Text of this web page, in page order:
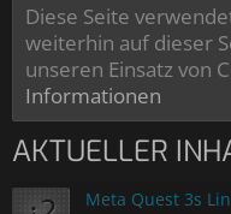
Diese Seite
weiterhin auf dieser
unseren Einsatz von
Informationen
AKTUELLER
Meta Quest 3s